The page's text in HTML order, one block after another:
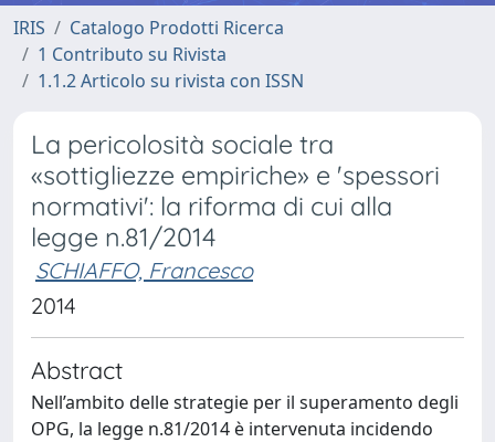
IRIS
Catalogo Prodotti Ricerca
1 Contributo su Rivista
1.1.2 Articolo su rivista con ISSN
La pericolosità sociale tra
«sottigliezze empiriche» e 'spessori
normativi': la riforma di cui alla
legge n.81/2014
SCHIAFFO, Francesco
2014
Abstract
Nell’ambito delle strategie per il superamento degli
OPG, la legge n.81/2014 è intervenuta incidendo